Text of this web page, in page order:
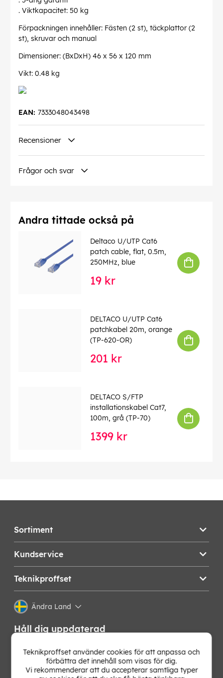
. Viktkapacitet: 50 kg
Förpackningen innehåller: Fästen (2 st), täckplattor (2
st), skruvar och manual
Dimensioner: (BxDxH) 46 x 56 x 120 mm
Vikt: 0.48 kg
7333048043498
EAN:
Recensioner
Frågor och svar
Andra tittade också på
Deltaco U/UTP Cat6
patch cable, flat, 0.5m,
250MHz, blue
19 kr
DELTACO U/UTP Cat6
patchkabel 20m, orange
(TP-620-OR)
201 kr
DELTACO S/FTP
installationskabel Cat7,
100m, grå (TP-70)
1399 kr
Sortiment
Kundservice
Teknikproffset
Ändra Land
Håll dig uppdaterad
Få de senaste nyheterna, hetaste erbjudandena och
bästa tipsen från oss direkt i din mejlkorg. Signa upp på
vårt nyhetsbrev!
Teknikproffset använder cookies för att anpassa och
förbättra det innehåll som visas för dig.
Vi rekommenderar att du accepterar samtliga typer